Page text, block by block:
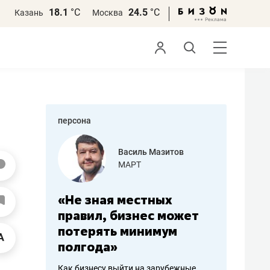
Казань 18.1 °С Москва 24.5 °С
персона
работа
Василь Мазитов
МАРТ
«Не зная местных
правил, бизнес может
потерять минимум
полгода»